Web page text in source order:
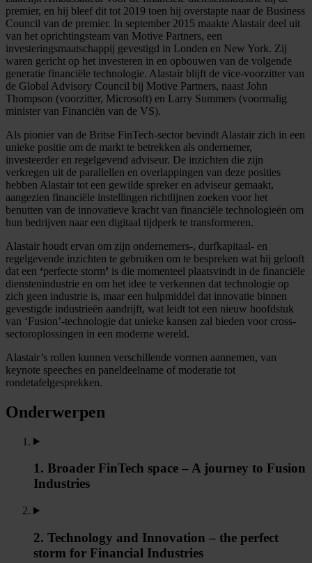
premier, en hij bleef dit tot 2019 toen hij overstapte naar de Business
Council van de premier. In september 2015 maakte Alastair deel uit
van het oprichtingsteam van Motive Partners, een
investeringsmaatschappij gevestigd in Londen en New York. Zij
waren gericht op het investeren in en opbouwen van de volgende
generatie financiële technologie. Alastair blijft de vice-voorzitter van
de Global Advisory Council bij Motive Partners, naast John
Thompson (voorzitter, Microsoft) en Larry Summers (voormalig
minister van Financiën van de VS).
Als pionier van de Britse FinTech-sector bevindt Alastair zich in een
unieke positie om de markt te betrekken als ondernemer,
investeerder en regelgevend adviseur. De inzichten die zijn
verkregen uit de parallellen en overlappingen van deze posities
hebben Alastair tot een gewilde spreker en adviseur gemaakt,
aangezien financiële instellingen richtlijnen zoeken voor het
benutten van de innovatieve kracht van financiële technologieën om
hun bedrijven naar een digitaal tijdperk te transformeren.
Alastair houdt ervan om zijn ondernemers-, durfkapitaal- en
regelgevende inzichten te gebruiken om te bespreken wat hij gelooft
dat een ‘perfecte storm’ is die momenteel plaatsvindt in de financiële
dienstenindustrie en om het idee te verkennen dat technologie op
zich geen industrie is, maar een hulpmiddel dat innovatie binnen
gevestigde industrieën aandrijft, wat leidt tot een nieuw hoofdstuk
van ‘Fusion’-technologie dat unieke kansen zal bieden voor cross-
sectoroplossingen in een moderne wereld.
Alastair’s rollen kunnen verschillende vormen aannemen, van
keynote speeches en paneldeelname of moderatie tot
rondetafelgesprekken.
Onderwerpen
1. Broader FinTech space – A journey to Fusion
Industries
2. Technology and Innovation – the perfect
storm for Financial Industries